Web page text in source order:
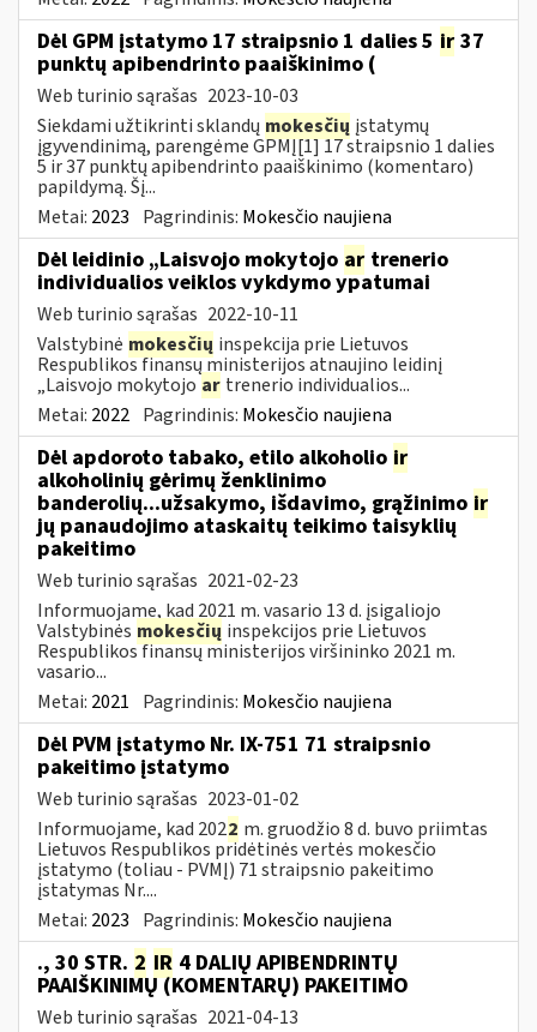
Dėl GPM įstatymo 17 straipsnio 1 dalies 5 ir 37
punktų apibendrinto paaiškinimo (
Web turinio sąrašas 2023-10-03
Siekdami užtikrinti sklandų mokesčių įstatymų
įgyvendinimą, parengėme GPMĮ[1] 17 straipsnio 1 dalies
5 ir 37 punktų apibendrinto paaiškinimo (komentaro)
papildymą. Šį...
Metai: 2023 Pagrindinis: Mokesčio naujiena
Dėl leidinio „Laisvojo mokytojo ar trenerio
individualios veiklos vykdymo ypatumai
Web turinio sąrašas 2022-10-11
Valstybinė mokesčių inspekcija prie Lietuvos
Respublikos finansų ministerijos atnaujino leidinį
„Laisvojo mokytojo ar trenerio individualios...
Metai: 2022 Pagrindinis: Mokesčio naujiena
Dėl apdoroto tabako, etilo alkoholio ir
alkoholinių gėrimų ženklinimo
banderolių...užsakymo, išdavimo, grąžinimo ir
jų panaudojimo ataskaitų teikimo taisyklių
pakeitimo
Web turinio sąrašas 2021-02-23
Informuojame, kad 2021 m. vasario 13 d. įsigaliojo
Valstybinės mokesčių inspekcijos prie Lietuvos
Respublikos finansų ministerijos viršininko 2021 m.
vasario...
Metai: 2021 Pagrindinis: Mokesčio naujiena
Dėl PVM įstatymo Nr. IX-751 71 straipsnio
pakeitimo įstatymo
Web turinio sąrašas 2023-01-02
Informuojame, kad 2022 m. gruodžio 8 d. buvo priimtas
Lietuvos Respublikos pridėtinės vertės mokesčio
įstatymo (toliau ­- PVMĮ) 71 straipsnio pakeitimo
įstatymas Nr....
Metai: 2023 Pagrindinis: Mokesčio naujiena
., 30 STR. 2 IR 4 DALIŲ APIBENDRINTŲ
PAAIŠKINIMŲ (KOMENTARŲ) PAKEITIMO
Web turinio sąrašas 2021-04-13